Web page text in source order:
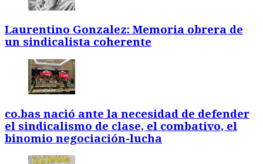
Laurentino Gonzalez: Memoria obrera de
un sindicalista coherente
co.bas nació ante la necesidad de defender
el sindicalismo de clase, el combativo, el
binomio negociación-lucha